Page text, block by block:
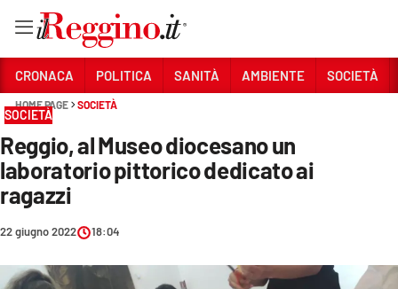
Sezioni
CRONACA
POLITICA
SANITÀ
AMBIENTE
CRONACA POLITICA SANITÀ AMBIENTE SOCIETÀ
HOME PAGE SOCIETÀ
SOCIETÀ
Reggio, al Museo diocesano un
laboratorio pittorico dedicato ai
ragazzi
22 giugno 2022 18:04